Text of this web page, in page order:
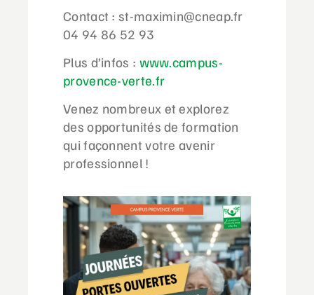
Contact : st-maximin@cneap.fr
04 94 86 52 93
Plus d’infos : www.campus-
provence-verte.fr
Venez nombreux et explorez
des opportunités de formation
qui façonnent votre avenir
professionnel !